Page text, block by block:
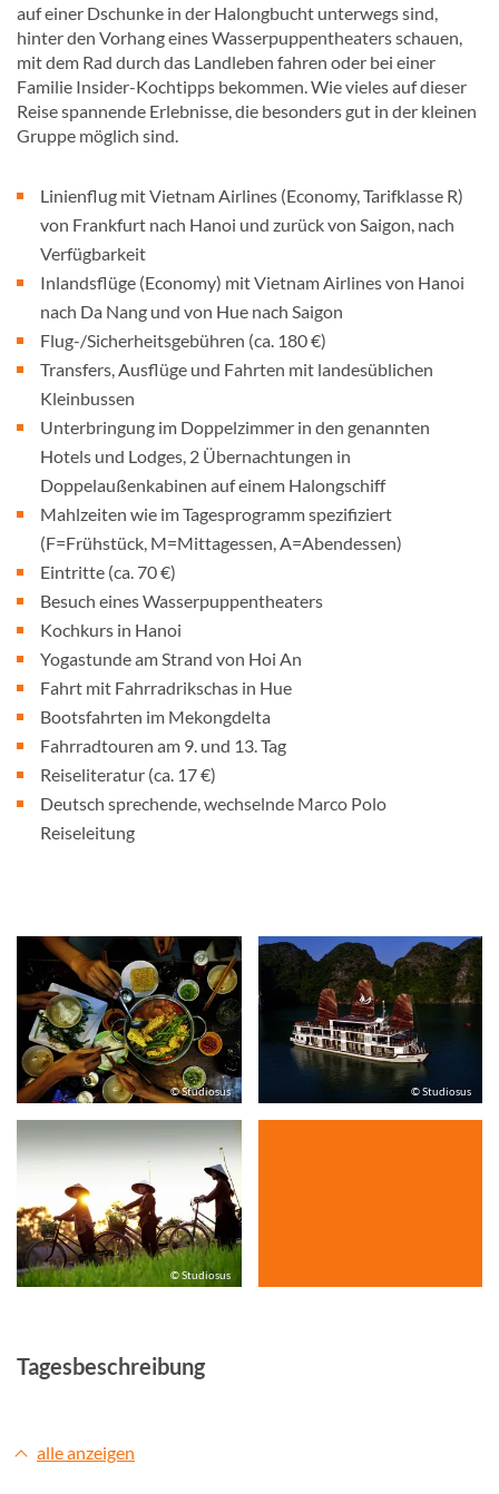
auf einer Dschunke in der Halongbucht unterwegs sind,
hinter den Vorhang eines Wasserpuppentheaters schauen,
mit dem Rad durch das Landleben fahren oder bei einer
Familie Insider-Kochtipps bekommen. Wie vieles auf dieser
Reise spannende Erlebnisse, die besonders gut in der kleinen
Gruppe möglich sind.
Linienflug mit Vietnam Airlines (Economy, Tarifklasse R)
von Frankfurt nach Hanoi und zurück von Saigon, nach
Verfügbarkeit
Inlandsflüge (Economy) mit Vietnam Airlines von Hanoi
nach Da Nang und von Hue nach Saigon
Flug-/Sicherheitsgebühren (ca. 180 €)
Transfers, Ausflüge und Fahrten mit landesüblichen
Kleinbussen
Unterbringung im Doppelzimmer in den genannten
Hotels und Lodges, 2 Übernachtungen in
Doppelaußenkabinen auf einem Halongschiff
Mahlzeiten wie im Tagesprogramm spezifiziert
(F=Frühstück, M=Mittagessen, A=Abendessen)
Eintritte (ca. 70 €)
Besuch eines Wasserpuppentheaters
Kochkurs in Hanoi
Yogastunde am Strand von Hoi An
Fahrt mit Fahrradrikschas in Hue
Bootsfahrten im Mekongdelta
Fahrradtouren am 9. und 13. Tag
Reiseliteratur (ca. 17 €)
Deutsch sprechende, wechselnde Marco Polo
Reiseleitung
© Studiosus © Studiosus
© Studiosus
Tagesbeschreibung
alle anzeigen